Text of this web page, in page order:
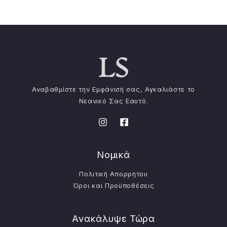
Αναβαθμίστε την Εμφάνισή σας, Αγκαλιάστε το
Νεανικό Σας Εαυτό.
Νομικά
Πολιτική Απορρήτου
Όροι και Προϋποθέσεις
Ανακάλυψε Τώρα